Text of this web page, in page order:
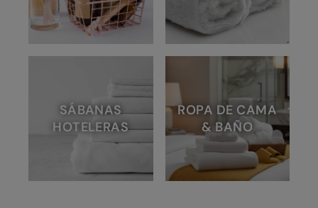
SÁBANAS
HOTELERAS
ROPA DE CAMA
& BAÑO